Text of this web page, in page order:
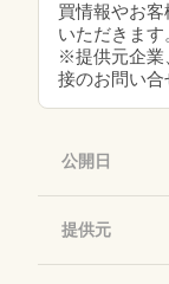
買情報やお
いただきます
※提供元企業
接のお問い合
公開日
提供元